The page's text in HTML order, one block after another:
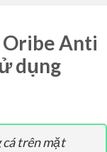
Oribe Anti
dụng
trên mặt